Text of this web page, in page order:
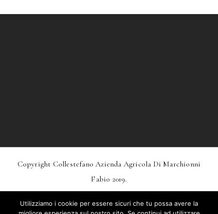
Copyright Collestefano Azienda Agricola Di Marchionni
Fabio 2019.
DesignMarkDesignStudio.itAndWebtoo.it
Privacy – Condizioni Generali Di Vendita
Utilizziamo i cookie per essere sicuri che tu possa avere la